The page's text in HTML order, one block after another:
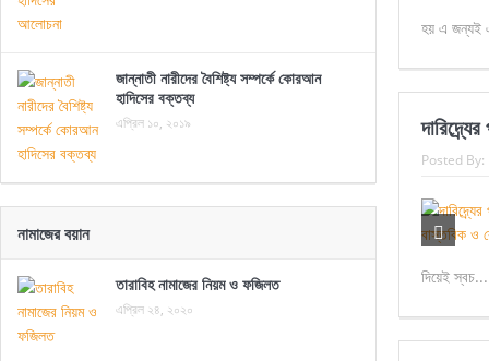
হয় এ জন্যই
Posted By:
দিয়েই
জান্নাতী নারীদের বৈশিষ্ট্য সম্পর্কে কোরআন
হাদিসের বক্তব্য
এপ্রিল ১০, ২০১৯
নামাজের বয়ান
তারাবিহ নামাজের নিয়ম ও ফজিলত
এপ্রিল ২৪, ২০২০